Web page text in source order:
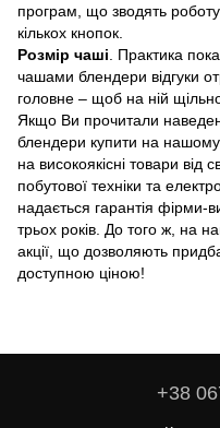
програм, що зводять
кількох кнопок.
Розмір чаші. Практика
чашами блендери відгуки
головне – щоб на ній
Якщо Ви прочитали
блендери купити на нашому
на високоякісні товари від
побутової техніки та
надається гарантія фірми-
трьох років. До того ж, на
акції, що дозволяють
доступною ціною!
+38